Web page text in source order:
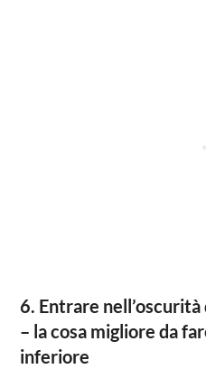
6. Entrare
– la cosa migliore da
inferiore